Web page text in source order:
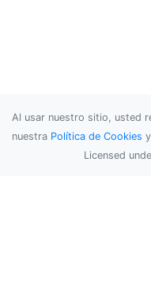
Al usar nuestro sitio, usted
nuestra Política de Cookies y
Licensed